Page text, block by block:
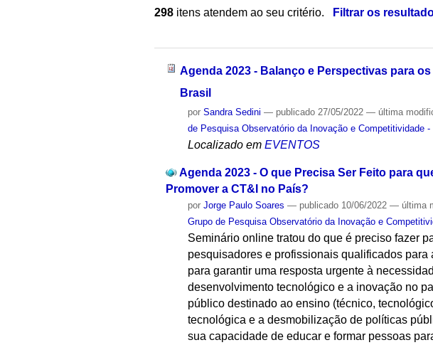
298 itens atendem ao seu critério.
Filtrar os
Agenda 2023 - Balanço e Perspectivas para
Brasil
porSandra Sedini — publicado 27/05/2022— última
de Pesquisa Observatório da Inovação e Competitividade -
Localizado em EVENTOS
Agenda 2023 - O que Precisa Ser Feito para
Promover a CT&I no País?
porJorge Paulo Soares — publicado 10/06/2022— última
Grupo de Pesquisa Observatório da Inovação e
Seminário online tratou do que é preciso fazer
pesquisadores e profissionais qualificados
para garantir uma resposta urgente à
desenvolvimento tecnológico e a inovação no
público destinado ao ensino (técnico,
tecnológica e a desmobilização de políticas
sua capacidade de educar e formar pessoas